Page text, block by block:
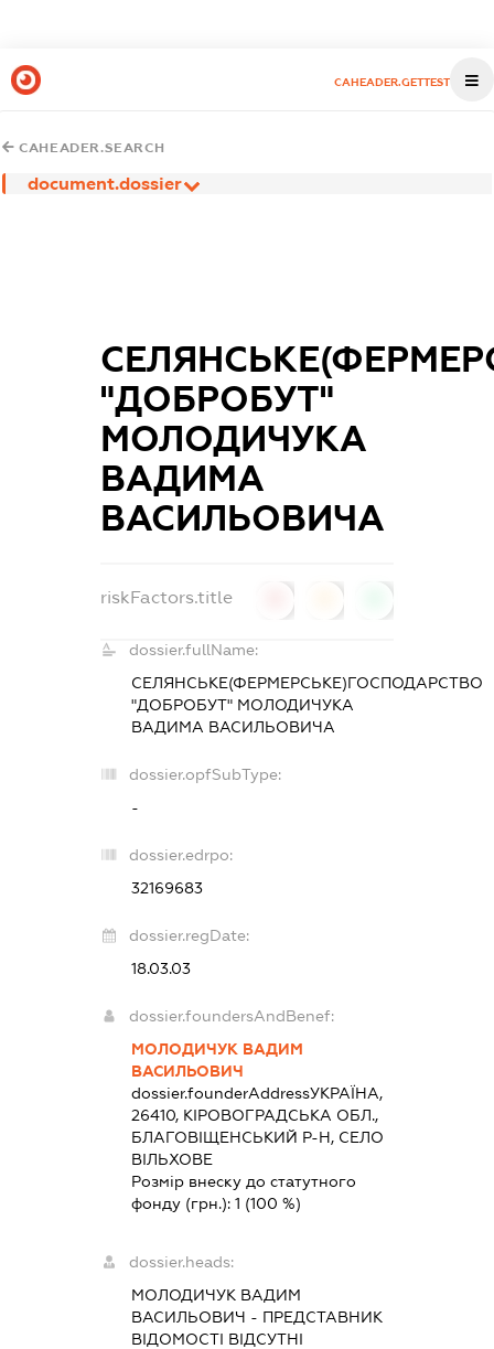
CAHEADER.GETTEST
CAHEADER.SEARCH
document.dossier
"ДОБРОБУТ"
МОЛОДИЧУКА
ВАДИМА
ВАСИЛЬОВИЧА
riskFactors.title
dossier.fullName:
СЕЛЯНСЬКЕ(ФЕРМЕРСЬКЕ)ГОСПОДАРСТВО
"ДОБРОБУТ" МОЛОДИЧУКА
ВАДИМА ВАСИЛЬОВИЧА
dossier.opfSubType:
-
dossier.edrpo:
32169683
dossier.regDate:
18.03.03
dossier.foundersAndBenef:
МОЛОДИЧУК ВАДИМ
ВАСИЛЬОВИЧ
dossier.founderAddressУКРАЇНА,
26410, КІРОВОГРАДСЬКА ОБЛ.,
БЛАГОВІЩЕНСЬКИЙ Р-Н, СЕЛО
ВІЛЬХОВЕ
Розмір внеску до статутного
фонду (грн.):1 (100 %)
dossier.heads:
МОЛОДИЧУК ВАДИМ
ВАСИЛЬОВИЧ - ПРЕДСТАВНИК
ВІДОМОСТІ ВІДСУТНІ